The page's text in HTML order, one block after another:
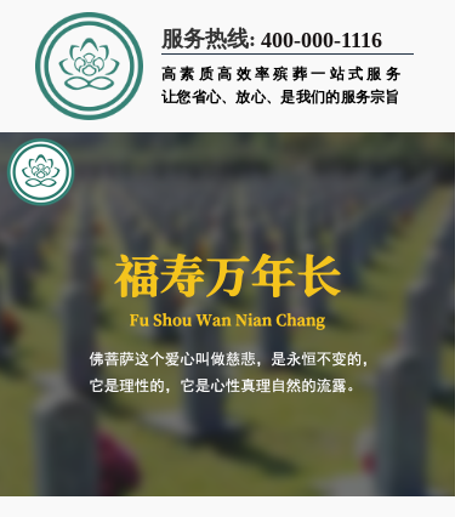
服务热线: 400-000-1116
高素质高效率殡葬一站式服务
让您省心、放心、是我们的服务宗旨